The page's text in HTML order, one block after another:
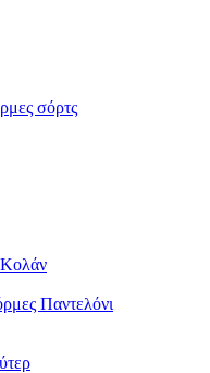
σόρτς
Κολάν
Παντελόνι